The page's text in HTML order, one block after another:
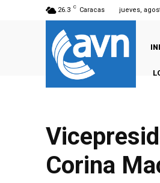
26.3 C Caracas jueves,
Corina